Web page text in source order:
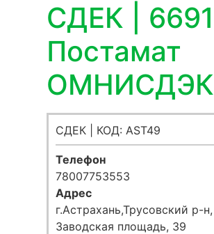
СДЕК | 6691
Постамат
ОМНИСДЭК
СДЕК | КОД: AST49
Телефон
78007753553
Адрес
г.Астрахань,Трусовский р-н,
Заводская площадь, 39